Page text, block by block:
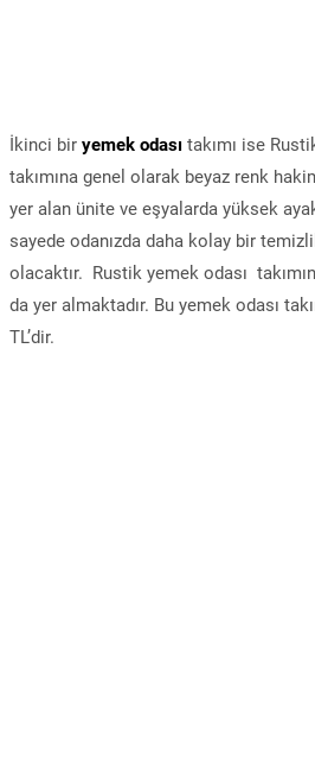
İkinci bir yemek odası takımı ise
takımına genel olarak beyaz renk
yer alan ünite ve eşyalarda yüksek
sayede odanızda daha kolay bir
olacaktır. Rustik yemek odası
da yer almaktadır. Bu yemek odası
TL’dir.